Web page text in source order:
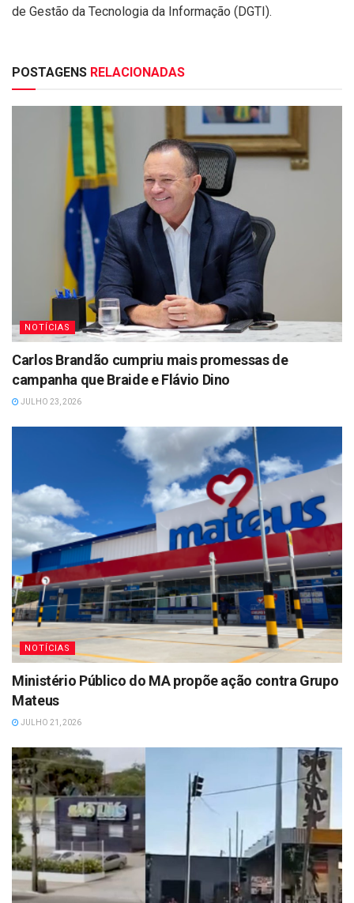
de Gestão da Tecnologia da Informação (DGTI).
POSTAGENS RELACIONADAS
NOTÍCIAS
Carlos Brandão cumpriu mais promessas de
campanha que Braide e Flávio Dino
JULHO 23, 2026
NOTÍCIAS
Ministério Público do MA propõe ação contra Grupo
Mateus
JULHO 21, 2026